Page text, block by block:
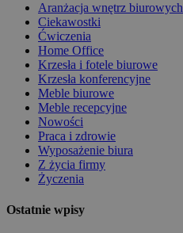
Aranżacja wnętrz biurowych
Ciekawostki
Ćwiczenia
Home Office
Krzesła i fotele biurowe
Krzesła konferencyjne
Meble biurowe
Meble recepcyjne
Nowości
Praca i zdrowie
Wyposażenie biura
Z życia firmy
Życzenia
Ostatnie wpisy